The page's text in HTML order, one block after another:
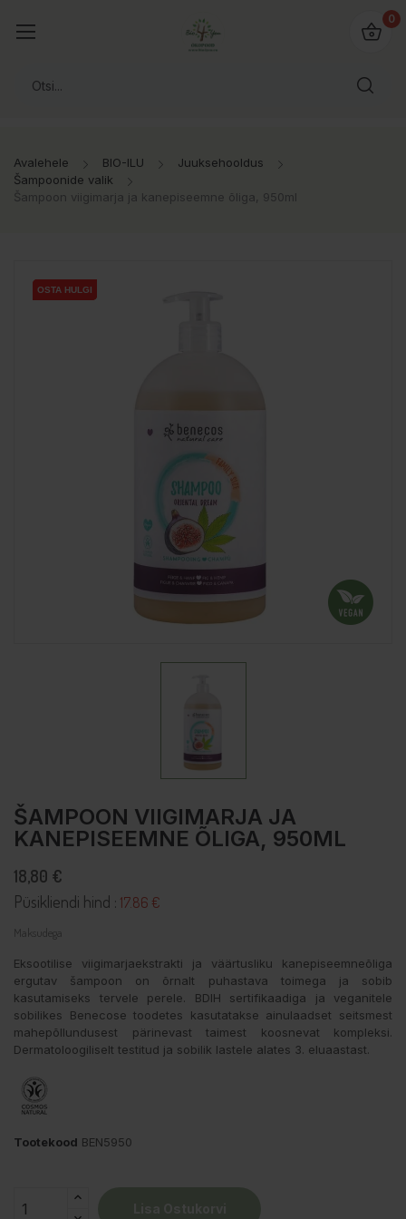
0
Avalehele BIO-ILU
Juuksehooldus
Šampoonide valik
Šampoon viigimarja ja kanepiseemne õliga, 950ml
OSTA HULGI
OSTA HULGI
OSTA HULGI
ŠAMPOON VIIGIMARJA JA
KANEPISEEMNE ÕLIGA, 950ML
18,80 €
Püsikliendi hind : 17.86 €
Maksudega
Eksootilise viigimarjaekstrakti ja väärtusliku kanepiseemneõliga
ergutav šampoon on õrnalt puhastava toimega ja sobib
kasutamiseks tervele perele. BDIH sertifikaadiga ja veganitele
sobilikes Benecose toodetes kasutatakse ainulaadset seitsmest
mahepõllundusest pärinevast taimest koosnevat kompleksi.
Dermatoloogiliselt testitud ja sobilik lastele alates 3. eluaastast.
Tootekood BEN5950